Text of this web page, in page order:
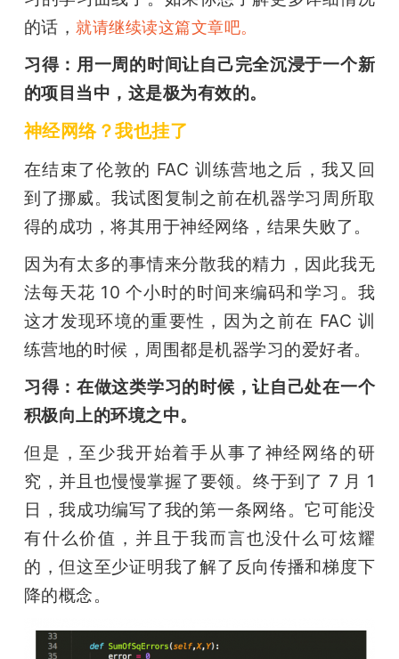
的话，就请继续读这篇文章吧。
习得：用一周的时间让自己完全沉浸于一个新
的项目当中，这是极为有效的。
神经网络？我也挂了
在结束了伦敦的 FAC 训练营地之后，我又回
到了挪威。我试图复制之前在机器学习周所取
得的成功，将其用于神经网络，结果失败了。
因为有太多的事情来分散我的精力，因此我无
法每天花 10 个小时的时间来编码和学习。我
这才发现环境的重要性，因为之前在 FAC 训
练营地的时候，周围都是机器学习的爱好者。
习得：在做这类学习的时候，让自己处在一个
积极向上的环境之中。
但是，至少我开始着手从事了神经网络的研
究，并且也慢慢掌握了要领。终于到了 7 月 1
日，我成功编写了我的第一条网络。它可能没
有什么价值，并且于我而言也没什么可炫耀
的，但这至少证明我了解了反向传播和梯度下
降的概念。